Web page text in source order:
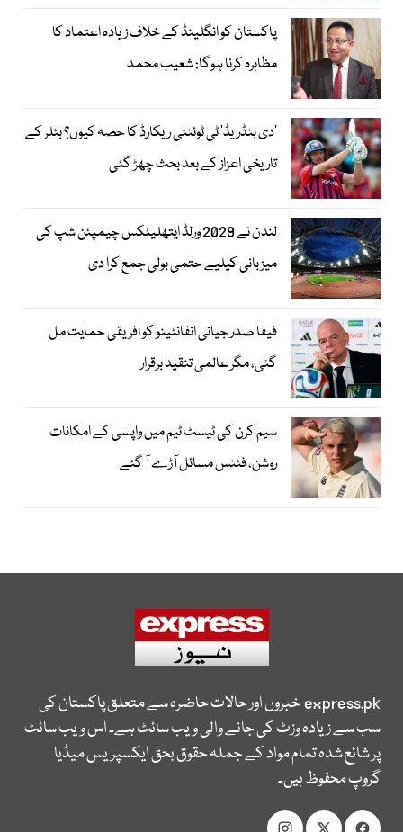
پاکستان کو انگلینڈ کے خلاف زیادہ اعتماد کا
مظاہرہ کرنا ہوگا: شعیب محمد
’دی ہنڈریڈ‘ ٹی ٹوئنٹی ریکارڈ کا حصہ کیوں؟ بٹلر کے
تاریخی اعزاز کے بعد بحث چھڑ گئی
لندن نے 2029 ورلڈ ایتھلیٹکس چیمپئن شپ کی
میزبانی کیلیے حتمی بولی جمع کرا دی
فیفا صدر جیانی انفانٹینو کو افریقی حمایت مل
گئی، مگر عالمی تنقید برقرار
سیم کرن کی ٹیسٹ ٹیم میں واپسی کے امکانات
روشن، فٹنس مسائل آڑے آ گئے
express.pkخبروں اور حالات حاضرہ سے متعلق پاکستان کی
سب سے زیادہ وزٹ کی جانے والی ویب سائٹ ہے۔ اس ویب سائٹ
پر شائع شدہ تمام مواد کے جملہ حقوق بحق ایکسپریس میڈیا
گروپ محفوظ ہیں۔